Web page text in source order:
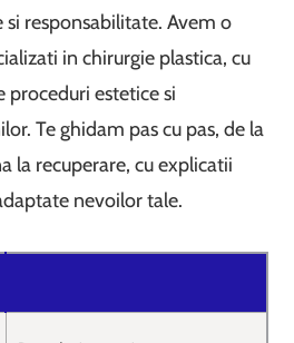
responsabilitate. Avem o
in chirurgie plastica, cu
proceduri estetice si
Te ghidam pas cu pas, de la
la recuperare, cu explicatii
nevoilor tale.